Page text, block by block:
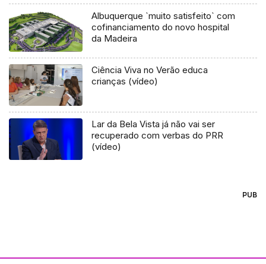
Albuquerque `muito satisfeito` com
cofinanciamento do novo hospital
da Madeira
Ciência Viva no Verão educa
crianças (vídeo)
Lar da Bela Vista já não vai ser
recuperado com verbas do PRR
(vídeo)
PUB